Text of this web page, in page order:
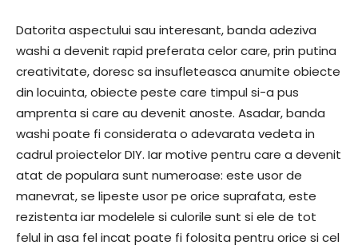
Datorita aspectului sau interesant, banda adeziva
washi a devenit rapid preferata celor care, prin putina
creativitate, doresc sa insufleteasca anumite obiecte
din locuinta, obiecte peste care timpul si-a pus
amprenta si care au devenit anoste. Asadar, banda
washi poate fi considerata o adevarata vedeta in
cadrul proiectelor DIY. Iar motive pentru care a devenit
atat de populara sunt numeroase: este usor de
manevrat, se lipeste usor pe orice suprafata, este
rezistenta iar modelele si culorile sunt si ele de tot
felul in asa fel incat poate fi folosita pentru orice si cel